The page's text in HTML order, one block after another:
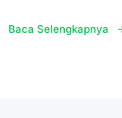
Baca Selengkapnya